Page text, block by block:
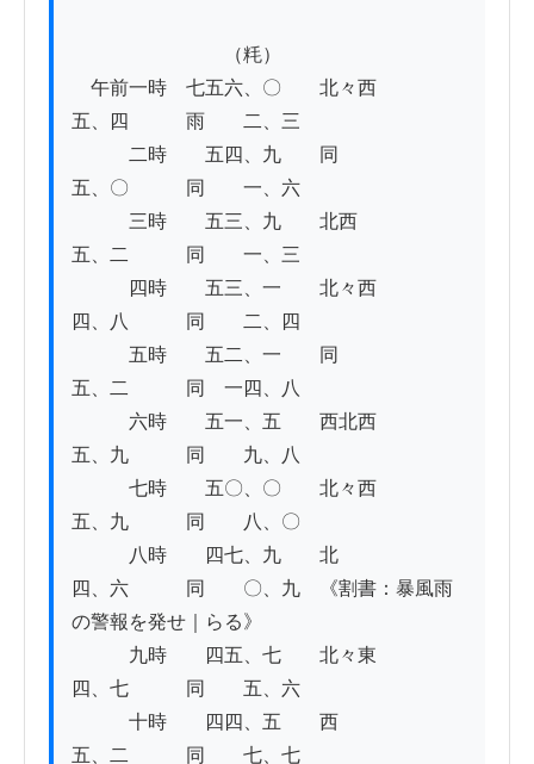
（粍）
午前一時　七五六、〇　　北々西
五、四　　　雨　　二、三
二時　　五四、九　　同
五、〇　　　同　　一、六
三時　　五三、九　　北西
五、二　　　同　　一、三
四時　　五三、一　　北々西
四、八　　　同　　二、四
五時　　五二、一　　同
五、二　　　同　一四、八
六時　　五一、五　　西北西
五、九　　　同　　九、八
七時　　五〇、〇　　北々西
五、九　　　同　　八、〇
八時　　四七、九　　北
四、六　　　同　　〇、九　《割書：暴風雨
の警報を発せ｜らる》
九時　　四五、七　　北々東
四、七　　　同　　五、六
十時　　四四、五　　西
五、二　　　同　　七、七